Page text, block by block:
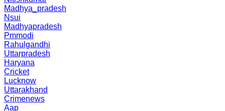
Madhya_pradesh
Nsui
Madhyapradesh
Pmmodi
Rahulgandhi
Uttarpradesh
Haryana
Cricket
Lucknow
Uttarakhand
Crimenews
Aap